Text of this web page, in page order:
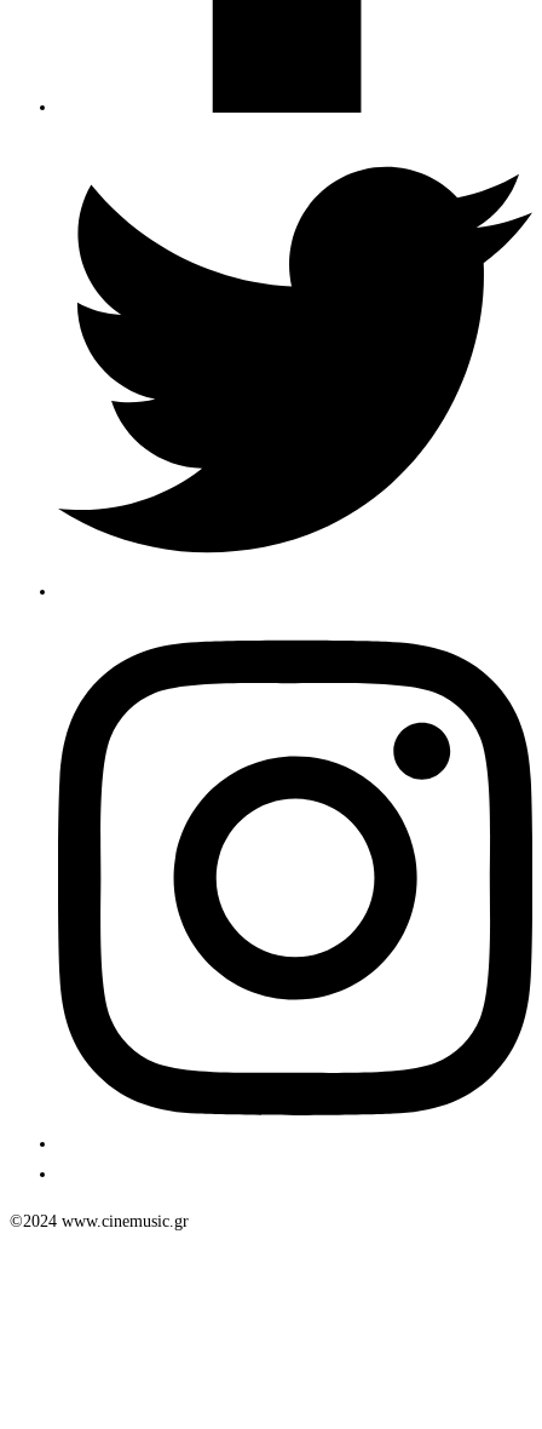
©2024 www.cinemusic.gr